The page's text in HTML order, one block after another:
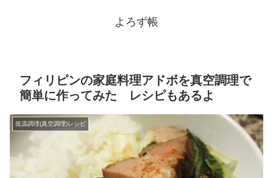
よろず帳
フィリピンの家庭料理アドボを真空調理で
簡単に作ってみた レシピもあるよ
低温調理(真空調理)レシピ